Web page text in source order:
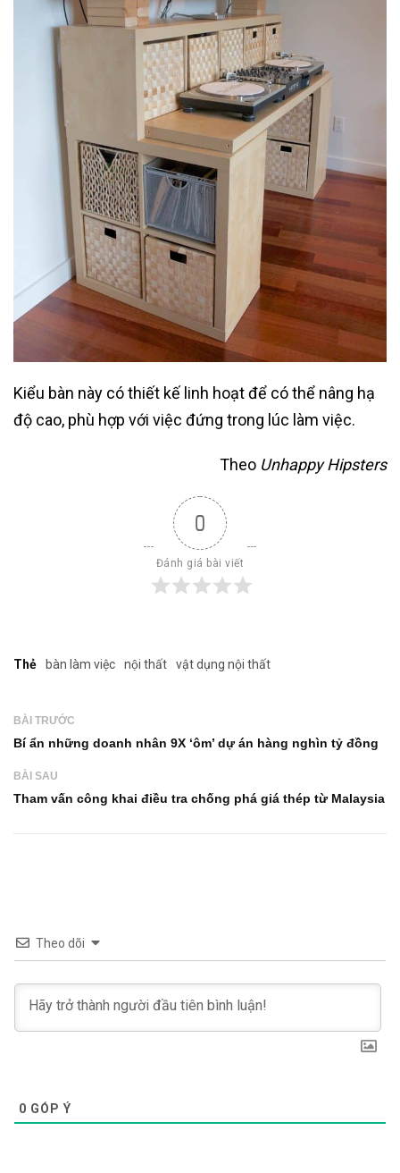
Kiểu bàn này có thiết kế linh hoạt để có thể nâng hạ
độ cao, phù hợp với việc đứng trong lúc làm việc.
Theo Unhappy Hipsters
0
Đánh giá bài viết
Thẻ bàn làm việc nội thất vật dụng nội thất
BÀI TRƯỚC
Bí ẩn những doanh nhân 9X ‘ôm’ dự án hàng nghìn tỷ đồng
BÀI SAU
Tham vấn công khai điều tra chống phá giá thép từ Malaysia
Theo dõi
0 GÓP Ý